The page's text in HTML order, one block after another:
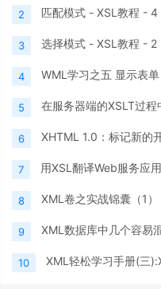
2 匹配模式 - XSL教程 - 4
3 选择模式 - XSL教程 - 2
4 WML学习之五 显示表单
5 在服务器端的XSLT过程
6 XHTML 1.0：标记新的
7 用XSL翻译Web服务应
8 XML卷之实战锦囊（1
9 XML数据库中几个容易
10 XML轻松学习手册(三